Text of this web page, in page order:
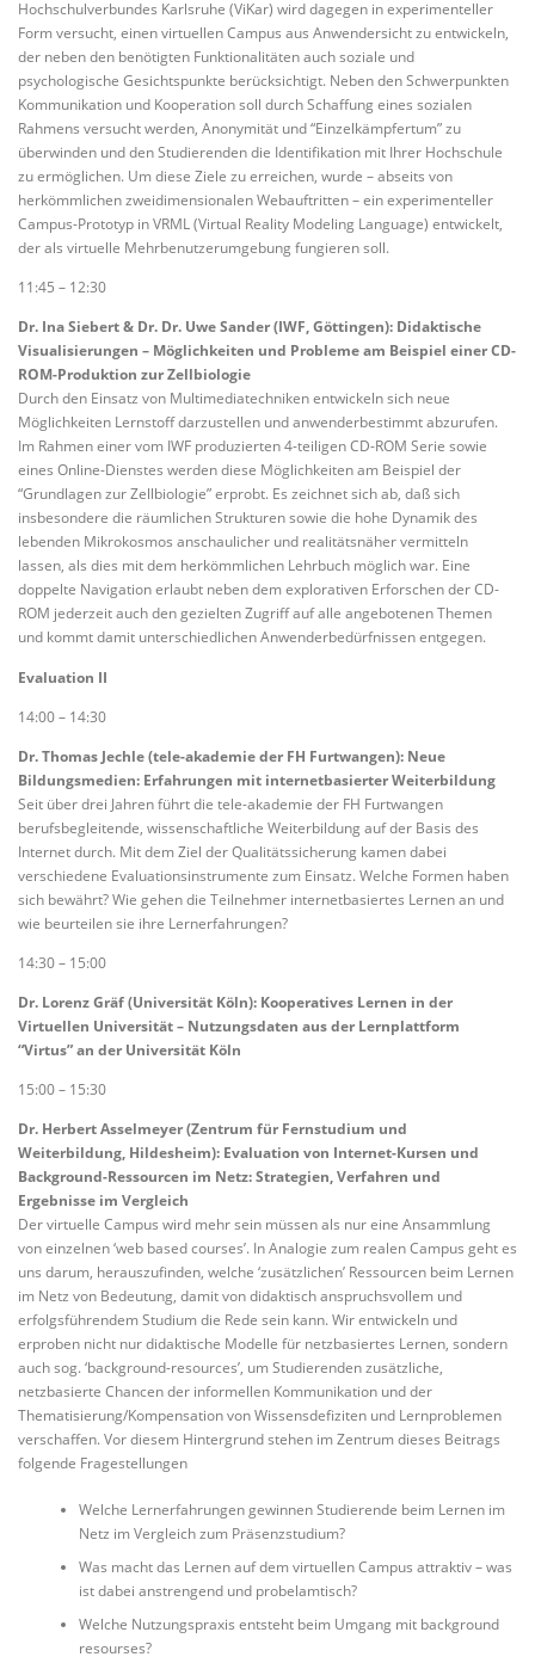
Hochschulverbundes Karlsruhe (ViKar) wird dagegen in experimenteller
Form versucht, einen virtuellen Campus aus Anwendersicht zu entwickeln,
der neben den benötigten Funktionalitäten auch soziale und
psychologische Gesichtspunkte berücksichtigt. Neben den Schwerpunkten
Kommunikation und Kooperation soll durch Schaffung eines sozialen
Rahmens versucht werden, Anonymität und “Einzelkämpfertum” zu
überwinden und den Studierenden die Identifikation mit Ihrer Hochschule
zu ermöglichen. Um diese Ziele zu erreichen, wurde – abseits von
herkömmlichen zweidimensionalen Webauftritten – ein experimenteller
Campus-Prototyp in VRML (Virtual Reality Modeling Language) entwickelt,
der als virtuelle Mehrbenutzerumgebung fungieren soll.
11:45 – 12:30
Dr. Ina Siebert & Dr. Dr. Uwe Sander (IWF, Göttingen): Didaktische
Visualisierungen – Möglichkeiten und Probleme am Beispiel einer CD-
ROM-Produktion zur Zellbiologie
Durch den Einsatz von Multimediatechniken entwickeln sich neue
Möglichkeiten Lernstoff darzustellen und anwenderbestimmt abzurufen.
Im Rahmen einer vom IWF produzierten 4-teiligen CD-ROM Serie sowie
eines Online-Dienstes werden diese Möglichkeiten am Beispiel der
“Grundlagen zur Zellbiologie” erprobt. Es zeichnet sich ab, daß sich
insbesondere die räumlichen Strukturen sowie die hohe Dynamik des
lebenden Mikrokosmos anschaulicher und realitätsnäher vermitteln
lassen, als dies mit dem herkömmlichen Lehrbuch möglich war. Eine
doppelte Navigation erlaubt neben dem explorativen Erforschen der CD-
ROM jederzeit auch den gezielten Zugriff auf alle angebotenen Themen
und kommt damit unterschiedlichen Anwenderbedürfnissen entgegen.
Evaluation II
14:00 – 14:30
Dr. Thomas Jechle (tele-akademie der FH Furtwangen): Neue
Bildungsmedien: Erfahrungen mit internetbasierter Weiterbildung
Seit über drei Jahren führt die tele-akademie der FH Furtwangen
berufsbegleitende, wissenschaftliche Weiterbildung auf der Basis des
Internet durch. Mit dem Ziel der Qualitätssicherung kamen dabei
verschiedene Evaluationsinstrumente zum Einsatz. Welche Formen haben
sich bewährt? Wie gehen die Teilnehmer internetbasiertes Lernen an und
wie beurteilen sie ihre Lernerfahrungen?
14:30 – 15:00
Dr. Lorenz Gräf (Universität Köln): Kooperatives Lernen in der
Virtuellen Universität – Nutzungsdaten aus der Lernplattform
“Virtus” an der Universität Köln
15:00 – 15:30
Dr. Herbert Asselmeyer (Zentrum für Fernstudium und
Weiterbildung, Hildesheim): Evaluation von Internet-Kursen und
Background-Ressourcen im Netz: Strategien, Verfahren und
Ergebnisse im Vergleich
Der virtuelle Campus wird mehr sein müssen als nur eine Ansammlung
von einzelnen ‘web based courses’. In Analogie zum realen Campus geht es
uns darum, herauszufinden, welche ‘zusätzlichen’ Ressourcen beim Lernen
im Netz von Bedeutung, damit von didaktisch anspruchsvollem und
erfolgsführendem Studium die Rede sein kann. Wir entwickeln und
erproben nicht nur didaktische Modelle für netzbasiertes Lernen, sondern
auch sog. ‘background-resources’, um Studierenden zusätzliche,
netzbasierte Chancen der informellen Kommunikation und der
Thematisierung/Kompensation von Wissensdefiziten und Lernproblemen
verschaffen. Vor diesem Hintergrund stehen im Zentrum dieses Beitrags
folgende Fragestellungen
Welche Lernerfahrungen gewinnen Studierende beim Lernen im
Netz im Vergleich zum Präsenzstudium?
Was macht das Lernen auf dem virtuellen Campus attraktiv – was
ist dabei anstrengend und probelamtisch?
Welche Nutzungspraxis entsteht beim Umgang mit background
resourses?